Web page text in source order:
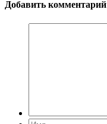
Добавить комментарий